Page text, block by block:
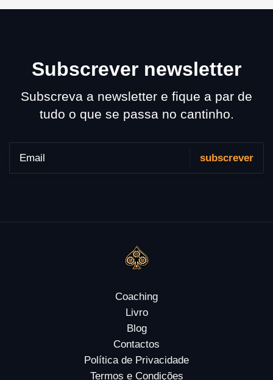
Subscrever newsletter
Subscreva a newsletter e fique a par de
tudo o que se passa no cantinho.
Coaching
Livro
Blog
Contactos
Política de Privacidade
Termos e Condições